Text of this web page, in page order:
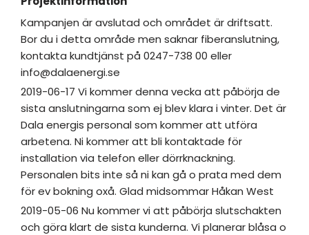
Kampanjen är avslutad och området är driftsatt.
Bor du i detta område men saknar fiberanslutning,
kontakta kundtjänst på 0247-738 00 eller
info@dalaenergi.se
2019-06-17 Vi kommer denna vecka att påbörja de
sista anslutningarna som ej blev klara i vinter. Det är
Dala energis personal som kommer att utföra
arbetena. Ni kommer att bli kontaktade för
installation via telefon eller dörrknackning.
Personalen bits inte så ni kan gå o prata med dem
för ev bokning oxå. Glad midsommar Håkan West
2019-05-06 Nu kommer vi att påbörja slutschakten
och göra klart de sista kunderna. Vi planerar blåsa o